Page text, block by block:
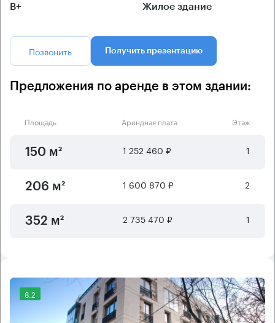
B+ Жилое здание
Позвонить Получить презентацию
Предложения по аренде в этом здании:
Площадь Арендная плата Этаж
150 м² 1 252 460 ₽ 1
206 м² 1 600 870 ₽ 2
352 м² 2 735 470 ₽ 1
8.2